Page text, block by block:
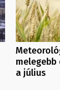
melegebb
a július